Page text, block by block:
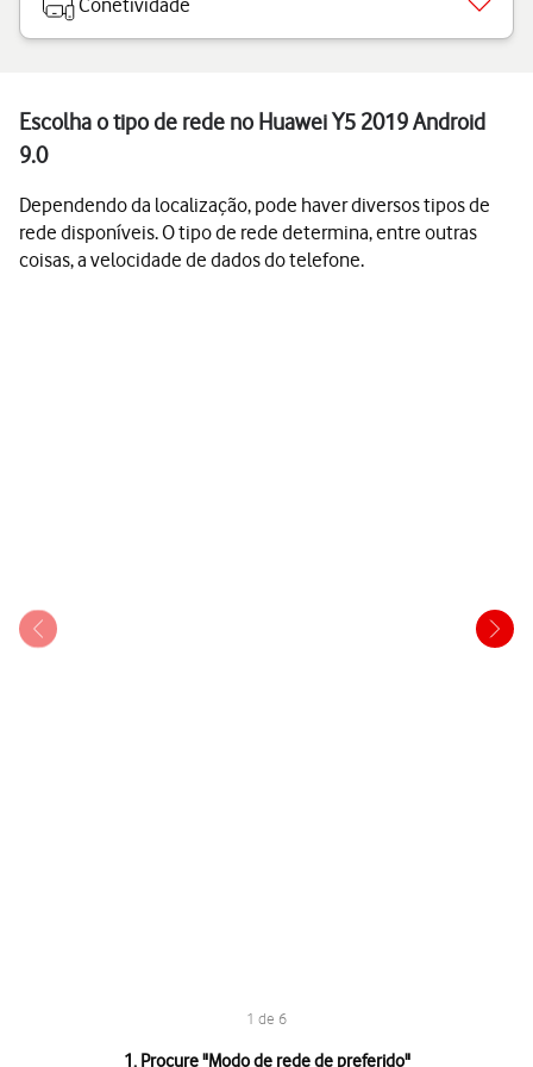
Conetividade
Escolha o tipo de rede no Huawei Y5 2019 Android
9.0
Dependendo da localização, pode haver diversos tipos de
rede disponíveis. O tipo de rede determina, entre outras
coisas, a velocidade de dados do telefone.
1 de 6
1. Procure "Modo de rede de preferido"